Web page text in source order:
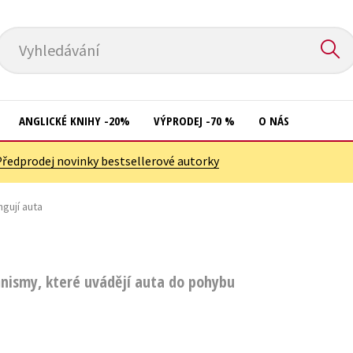
Vyhledávání
Umění a kultura
ANGLICKÉ KNIHY -20% VÝPRODEJ -70 % O NÁS
novinky bestsellerové autorky
auta
které uvádějí auta do pohybu